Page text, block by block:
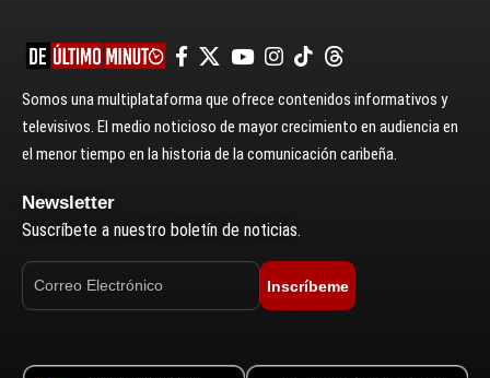
Somos una multiplataforma que ofrece contenidos informativos y
televisivos. El medio noticioso de mayor crecimiento en audiencia en
el menor tiempo en la historia de la comunicación caribeña.
Newsletter
Suscríbete a nuestro boletín de noticias.
Inscríbeme